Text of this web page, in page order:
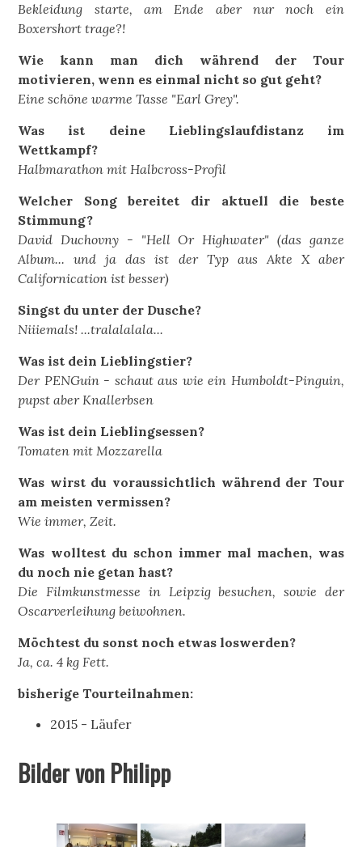
Bekleidung starte, am Ende aber nur noch ein
Boxershort trage?!
Wie kann man dich während der Tour
motivieren, wenn es einmal nicht so gut geht?
Eine schöne warme Tasse "Earl Grey".
Was ist deine Lieblingslaufdistanz im
Wettkampf?
Halbmarathon mit Halbcross-Profil
Welcher Song bereitet dir aktuell die beste
Stimmung?
David Duchovny - "Hell Or Highwater" (das ganze
Album... und ja das ist der Typ aus Akte X aber
Californication ist besser)
Singst du unter der Dusche?
Niiiemals! ...tralalalala...
Was ist dein Lieblingstier?
Der PENGuin - schaut aus wie ein Humboldt-Pinguin,
pupst aber Knallerbsen
Was ist dein Lieblingsessen?
Tomaten mit Mozzarella
Was wirst du voraussichtlich während der Tour
am meisten vermissen?
Wie immer, Zeit.
Was wolltest du schon immer mal machen, was
du noch nie getan hast?
Die Filmkunstmesse in Leipzig besuchen, sowie der
Oscarverleihung beiwohnen.
Möchtest du sonst noch etwas loswerden?
Ja, ca. 4 kg Fett.
bisherige Tourteilnahmen:
2015 - Läufer
Bilder von Philipp